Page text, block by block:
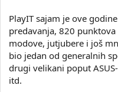
PlayIT sajam je ove
predavanja, 820 punktova
modove, jutjubere i još
bio jedan od generalnih
drugi velikani poput
itd.